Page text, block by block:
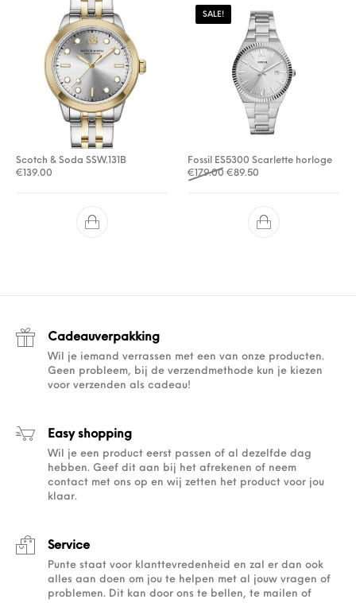
Scotch & Soda SSW.131B
€ 139.00
SALE!
Fossil ES5300 Scarlette horloge
€ 179.00 Oorspronkelijke prijs was:
€89.50
Cadeauverpakking
Wil je iemand verrassen met een van onze producten.
Geen probleem, bij de verzendmethode kun je kiezen
voor verzenden als cadeau!
Easy shopping
Wil je een product eerst passen of al dezelfde dag
hebben. Geef dit aan bij het afrekenen of neem
contact met ons op en wij zetten het product voor jou
klaar.
Service
Punte staat voor klanttevredenheid en zal er dan ook
alles aan doen om jou te helpen met al jouw vragen of
problemen. Dit kan door ons te bellen, te mailen of